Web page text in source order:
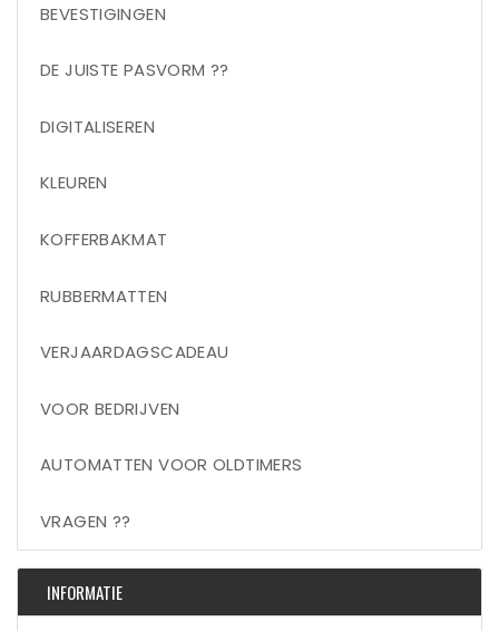
BEVESTIGINGEN
DE JUISTE PASVORM ??
DIGITALISEREN
KLEUREN
KOFFERBAKMAT
RUBBERMATTEN
VERJAARDAGSCADEAU
VOOR BEDRIJVEN
AUTOMATTEN VOOR OLDTIMERS
VRAGEN ??
INFORMATIE